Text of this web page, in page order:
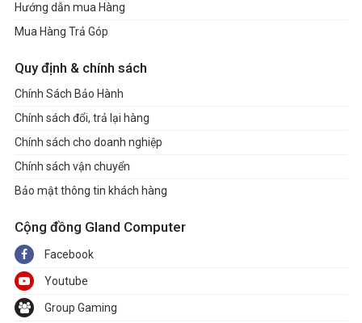
Hướng dẫn mua Hàng
Mua Hàng Trả Góp
Quy định & chính sách
Chính Sách Bảo Hành
Chính sách đổi, trả lại hàng
Chính sách cho doanh nghiệp
Chính sách vận chuyển
Bảo mật thông tin khách hàng
Cộng đồng Gland Computer
Facebook
Youtube
Group Gaming